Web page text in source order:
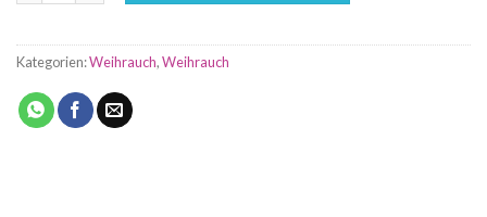
Kategorien:Weihrauch,Weihrauch